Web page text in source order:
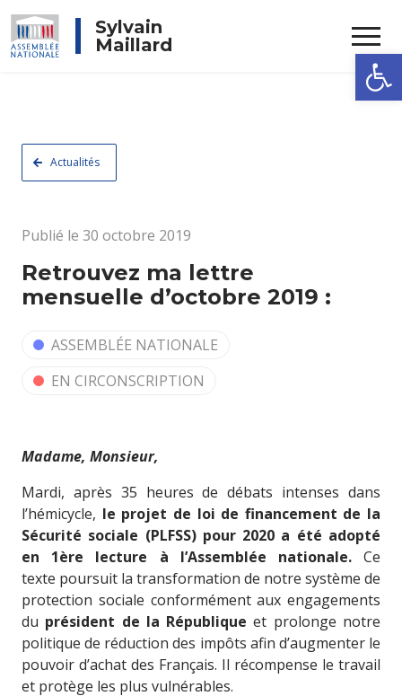
Ouvrir
Sylvain
Maillard
Actualités
Publié le 30 octobre 2019
Retrouvez ma lettre
mensuelle d’octobre 2019 :
ASSEMBLÉE NATIONALE
EN CIRCONSCRIPTION
Madame, Monsieur,
Mardi, après 35 heures de débats intenses dans
l’hémicycle, le projet de loi de financement de la
Sécurité sociale (PLFSS) pour 2020 a été adopté
en 1ère lecture à l’Assemblée nationale.Ce
texte poursuit la transformation de notre système de
protection sociale conformément aux engagements
du président de la République et prolonge notre
politique de réduction des impôts afin d’augmenter le
pouvoir d’achat des Français. Il récompense le travail
et protège les plus vulnérables.